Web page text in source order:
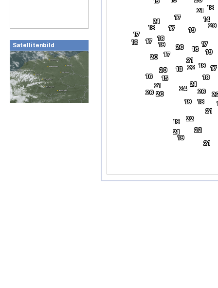
Satellitenbild 18
17
20
19
18
21
19
22
21
22
17
18
16
20
19
15
19
21
22
18
21
19
21
17
18
21
20
18
18
17
17
17
20
19
19
20
20
21
21
16
20
14
24
17